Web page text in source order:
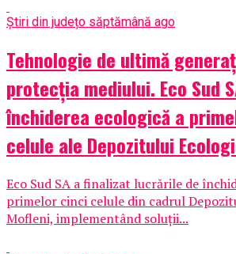
Știri din județo săptămână ago
Tehnologie de ultimă
protecția mediului. Eco Sud
închiderea ecologică a
celule ale Depozitului
Eco Sud SA a finalizat lucrările de
primelor cinci celule din cadrul
Mofleni, implementând soluții...